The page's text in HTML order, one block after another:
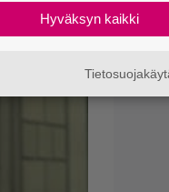
Hyväksyn kaikki